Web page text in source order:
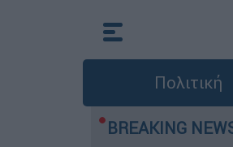
Πολιτική
BREAKING
του 4χρονου στην Πάρο -